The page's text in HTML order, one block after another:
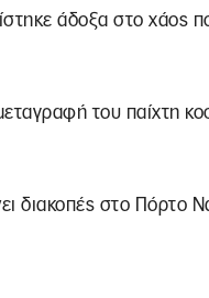
άδοξα στο χάος
του παίχτη
διακοπές στο Πόρτο